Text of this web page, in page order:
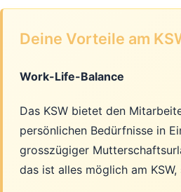
Deine Vorteile am
Work-Life-Balance
Das KSW bietet den
persönlichen Bedürfnisse in
grosszügiger
das ist alles möglich am